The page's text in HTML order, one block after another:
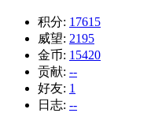
积分: 17615
威望: 2195
金币: 15420
贡献: --
好友: 1
日志: --